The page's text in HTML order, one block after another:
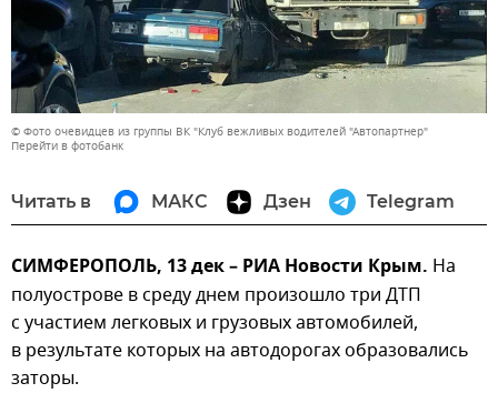
© Фото очевидцев из группы ВК "Клуб вежливых водителей "Автопартнер"
Перейти в фотобанк
Читать в МАКС Дзен Telegram
СИМФЕРОПОЛЬ, 13 дек – РИА Новости Крым. На
полуострове в среду днем произошло три ДТП
с участием легковых и грузовых автомобилей,
в результате которых на автодорогах образовались
заторы.